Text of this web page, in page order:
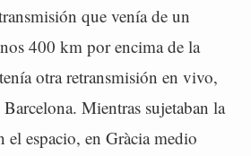
que venía de un
400 km por encima de la
otra retransmisión en vivo,
Mientras sujetaban la
el espacio, en Gràcia medio